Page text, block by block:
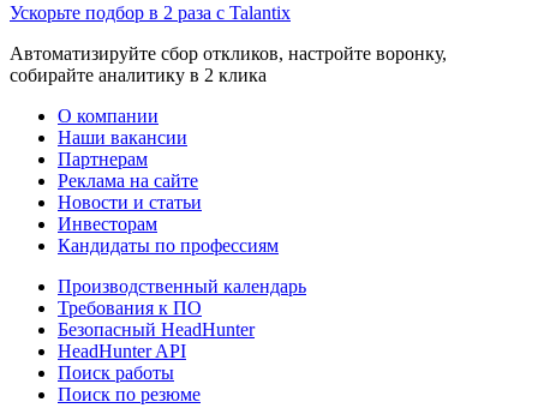
Ускорьте подбор в 2 раза с Talantix
Автоматизируйте сбор откликов, настройте воронку,
собирайте аналитику в 2 клика
О компании
Наши вакансии
Партнерам
Реклама на сайте
Новости и статьи
Инвесторам
Кандидаты по профессиям
Производственный календарь
Требования к ПО
Безопасный HeadHunter
HeadHunter API
Поиск работы
Поиск по резюме